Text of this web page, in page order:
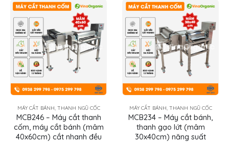
MÁY CẮT BÁNH, THANH NGŨ CỐC
MCB246 – Máy cắt thanh
cốm, máy cắt bánh (mâm
40x60cm) cắt nhanh đều
MÁY CẮT BÁNH, THANH NGŨ CỐC
MCB234 – Máy cắt bánh,
thanh gạo lứt (mâm
30x40cm) năng suất